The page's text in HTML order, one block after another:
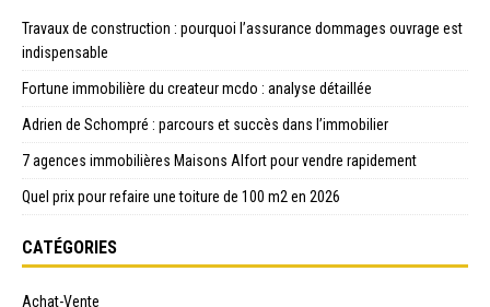
Travaux de construction : pourquoi l’assurance dommages ouvrage est
indispensable
Fortune immobilière du createur mcdo : analyse détaillée
Adrien de Schompré : parcours et succès dans l’immobilier
7 agences immobilières Maisons Alfort pour vendre rapidement
Quel prix pour refaire une toiture de 100 m2 en 2026
CATÉGORIES
Achat-Vente